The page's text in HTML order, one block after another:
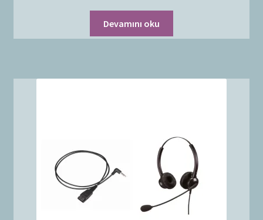
Devamını oku